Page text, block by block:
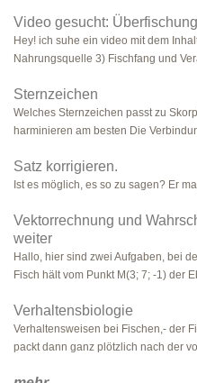
Video gesucht:
Hey! ich suhe ein video mit dem
Nahrungsquelle 3) Fischfang und
Sternzeichen
Welches Sternzeichen passt zu
harminieren am besten Die
Satz korrigieren.
Ist es möglich, es so zu sagen? Er
Vektorrechnung und
weiter
Hallo, hier sind zwei Aufgaben, bei
Fisch hält vom Punkt M(3; 7; -1) der
Verhaltensbiologie
Verhaltensweisen bei Fischen,- der
packt dann ganz plötzlich nach der